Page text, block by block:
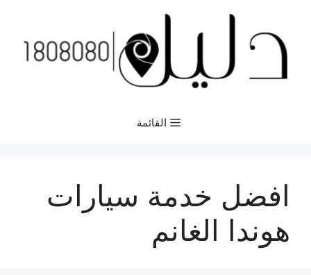
المحتوى
القائمة
افضل خدمة سيارات
هوندا الغانم